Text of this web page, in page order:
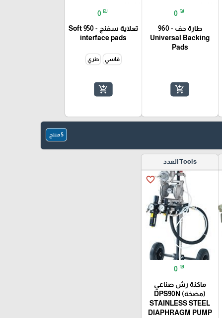
0 ₪
طارة حف - 960
Universal Backing
Pads
add_shopping_cart
0 ₪
تعلاية سفنج - 950 Soft
interface pads
قاسي طري
add_shopping_cart
5 منتج
Tools العدد
favorite_border
0 ₪
ماكنة رش صناعي
(مضخة) DPS90N
STAINLESS STEEL
DIAPHRAGM PUMP